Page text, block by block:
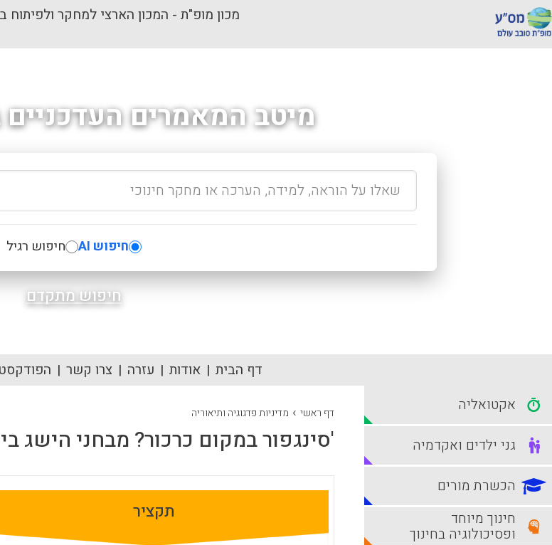
מכון מופ"ת - המכון הארצי למחקר ולפיתוח
מיטב המאמרים העדכניים
חיפוש AI חיפוש רגיל
חיפוש מתקדם
דף הבית אודות עזרה צרו קשר
דף ראשי › מדיניות פדגוגיה ותיאוריה
'סינגפור במקום כרכור? מבחני הישג
תקציר
אקטואליה
גני ילדים ואקדמיה
הכשרת מורים
חינוך מיוחד
ופסיכולוגיה בחינוך